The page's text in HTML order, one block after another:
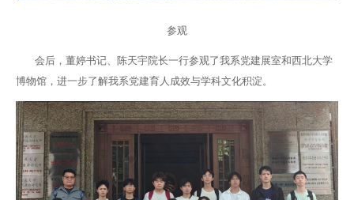
参观
会后，董婷书记、陈天宇院长一行参观了我系党建展室和西北大学
博物馆，进一步了解我系党建育人成效与学科文化积淀。